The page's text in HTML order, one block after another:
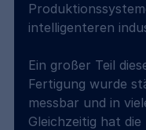
intelligenteren
Ein großer Teil
Fertigung wurde
messbar und in
Gleichzeitig hat